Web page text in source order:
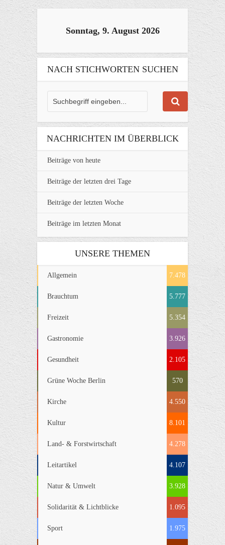
Sonntag, 9. August 2026
NACH STICHWORTEN SUCHEN
NACHRICHTEN IM ÜBERBLICK
Beiträge von heute
Beiträge der letzten drei Tage
Beiträge der letzten Woche
Beiträge im letzten Monat
UNSERE THEMEN
Allgemein 7.478
Brauchtum 5.777
Freizeit 5.354
Gastronomie 3.926
Gesundheit 2.105
Grüne Woche Berlin 570
Kirche 4.550
Kultur 8.101
Land- & Forstwirtschaft 4.278
Leitartikel 4.107
Natur & Umwelt 3.928
Solidarität & Lichtblicke 1.095
Sport 1.975